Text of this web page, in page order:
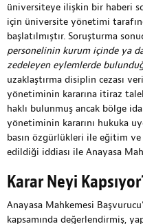
üniversiteye ilişkin bir haberi
için üniversite yönetimi
başlatılmıştır. Soruşturma
personelinin kurum içinde ya
zedeleyen eylemlerde
uzaklaştırma disiplin cezası
yönetiminin kararına itiraz
haklı bulunmuş ancak bölge
yönetiminin kararını hukuka
basın özgürlükleri ile eğitim ve
edildiği iddiası ile Anayasa
Karar Neyi
Anayasa Mahkemesi
kapsamında değerlendirmiş,